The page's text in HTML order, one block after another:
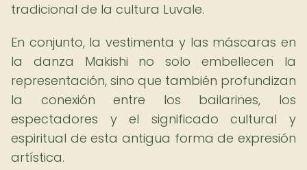
tradicional de la cultura Luvale.
En conjunto, la vestimenta y las máscaras en
la danza Makishi no solo embellecen la
representación, sino que también profundizan
la conexión entre los bailarines, los
espectadores y el significado cultural y
espiritual de esta antigua forma de expresión
artística.